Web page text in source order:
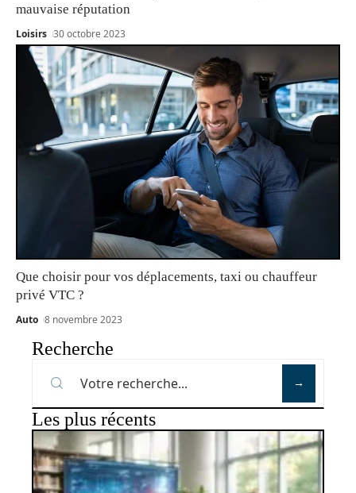
mauvaise réputation
Loisirs 30 octobre 2023
Que choisir pour vos déplacements, taxi ou chauffeur
privé VTC ?
Auto 8 novembre 2023
Recherche
Les plus récents